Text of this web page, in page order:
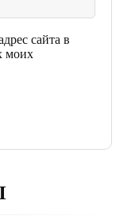
сайта в
моих